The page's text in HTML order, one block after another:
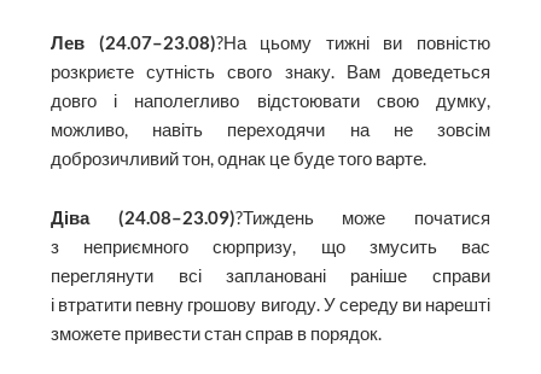
Лев (24.07–23.08)?На цьому тижні ви повністю
розкриєте сутність свого знаку. Вам доведеться
довго і наполегливо відстоювати свою думку,
можливо, навіть переходячи на не зовсім
доброзичливий тон, однак це буде того варте.
Діва (24.08–23.09)?Тиждень може початися
з неприємного сюрпризу, що змусить вас
переглянути всі заплановані раніше справи
і втратити певну грошову вигоду. У середу ви нарешті
зможете привести стан справ в порядок.